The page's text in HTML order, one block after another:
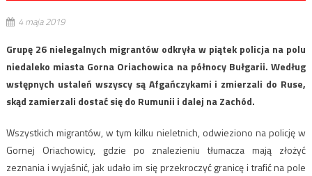
4 maja 2019
Grupę 26 nielegalnych migrantów odkryła w piątek policja na polu
niedaleko miasta Gorna Oriachowica na północy Bułgarii. Według
wstępnych ustaleń wszyscy są Afgańczykami i zmierzali do Ruse,
skąd zamierzali dostać się do Rumunii i dalej na Zachód.
Wszystkich migrantów, w tym kilku nieletnich, odwieziono na policję w
Gornej Oriachowicy, gdzie po znalezieniu tłumacza mają złożyć
zeznania i wyjaśnić, jak udało im się przekroczyć granicę i trafić na pole